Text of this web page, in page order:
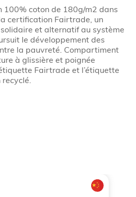
100% coton de 180g/m2 dans
certification Fairtrade, un
et alternatif au système
le développement des
la pauvreté. Compartiment
à glissière et poignée
Fairtrade et l’étiquette